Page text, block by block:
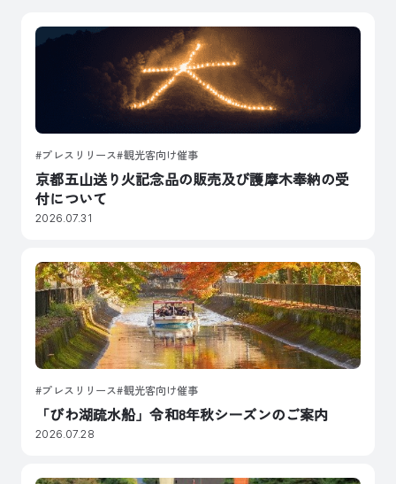
プレスリリース 観光客向け催事
京都五山送り火記念品の販売及び護摩木奉納の受
付について
2026.07.31
プレスリリース 観光客向け催事
「びわ湖疏水船」令和8年秋シーズンのご案内
2026.07.28